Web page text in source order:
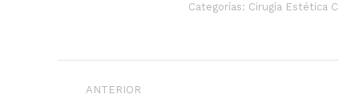
Categorías: Cirugía Estética
ANTERIOR